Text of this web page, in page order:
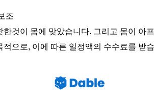
조
것이 몸에 맞았습니다. 그리고 몸이 아
으로, 이에 따른 일정액의 수수료를 받